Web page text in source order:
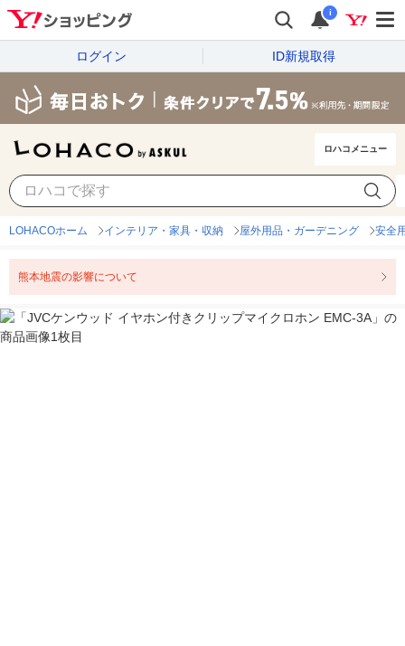
i
ログイン ID新規取得
ロハコメニュー
LOHACOホーム インテリア・家具・収納 屋外用品・ガーデニング 安全
熊本地震の影響について